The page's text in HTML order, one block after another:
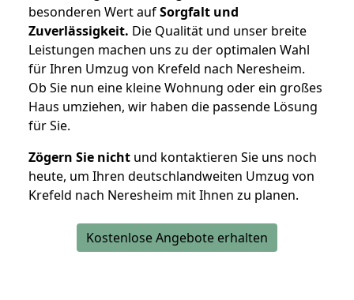
besonderen Wert aufSorgfalt und
Zuverlässigkeit. Die Qualität und unser breite
Leistungen machen uns zu der optimalen Wahl
für Ihren Umzug von Krefeld nach Neresheim.
Ob Sie nun eine kleine Wohnung oder ein großes
Haus umziehen, wir haben die passende Lösung
für Sie.
Zögern Sie nicht und kontaktieren Sie uns noch
heute, um Ihren deutschlandweiten Umzug von
Krefeld nach Neresheim mit Ihnen zu planen.
Kostenlose Angebote erhalten